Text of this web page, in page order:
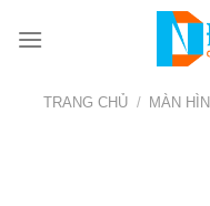
đến
TRANG CHỦ / MÀN